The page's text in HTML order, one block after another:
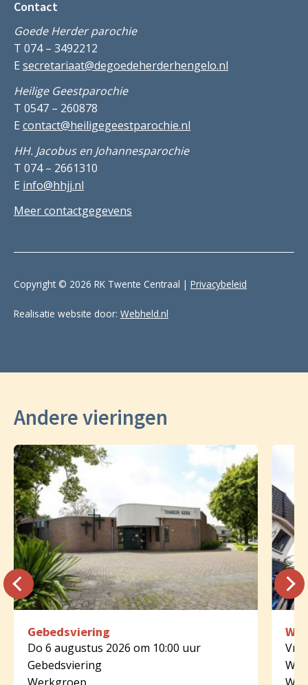
Contact
Goede Herder parochie
T 074 – 3492212
E secretariaat@degoedeherderhengelo.nl
Heilige Geestparochie
T 0547 – 260878
E contact@heiligegeestparochie.nl
HH. Jacobus en Johannesparochie
T 074 – 2661310
E info@hhjj.nl
Meer contactgegevens
Copyright © 2026 RK Twente Centraal | Privacybeleid
Realisatie website door: Webheld.nl
Andere vieringen
Gebedsviering
Do 6 augustus 2026 om 10:00 uur
Gebedsviering
Vr